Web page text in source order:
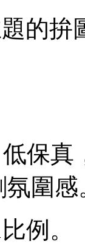
的
保
氛圍感
例。